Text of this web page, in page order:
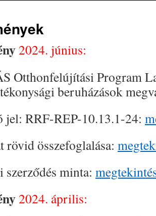
2024. június:
Otthonfelújítási Program
beruházások
jel: RRF-REP-10.13.1-24:
rövid összefoglalása:
szerződés minta:
2024. április: